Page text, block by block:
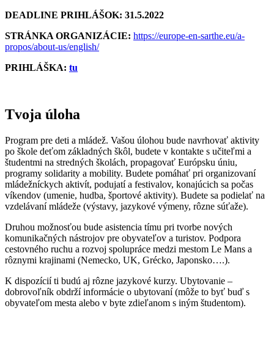
DEADLINE PRIHLÁŠOK: 31.5.2022
STRÁNKA ORGANIZÁCIE: https://europe-en-sarthe.eu/a-
propos/about-us/english/
PRIHLÁŠKA: tu
Tvoja úloha
Program pre deti a mládež. Vašou úlohou bude navrhovať aktivity
po škole deťom základných škôl, budete v kontakte s učiteľmi a
študentmi na stredných školách, propagovať Európsku úniu,
programy solidarity a mobility. Budete pomáhať pri organizovaní
mládežníckych aktivít, podujatí a festivalov, konajúcich sa počas
víkendov (umenie, hudba, športové aktivity). Budete sa podielať na
vzdelávaní mládeže (výstavy, jazykové výmeny, rôzne súťaže).
Druhou možnosťou bude asistencia tímu pri tvorbe nových
komunikačných nástrojov pre obyvateľov a turistov. Podpora
cestovného ruchu a rozvoj spolupráce medzi mestom Le Mans a
rôznymi krajinami (Nemecko, UK, Grécko, Japonsko….).
K dispozícií ti budú aj rôzne jazykové kurzy. Ubytovanie –
dobrovoľník obdrží informácie o ubytovaní (môže to byť buď s
obyvateľom mesta alebo v byte zdieľanom s iným študentom).